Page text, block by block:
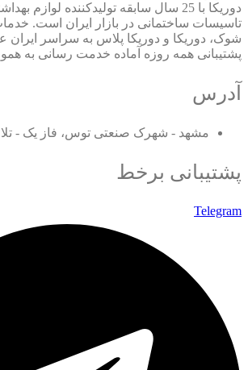
دوریکا با 25 سال سابقه تولیدکننده لوازم
شوک، دوریکا و دوریکا پلاس به سراسر
پشتیبانی همه روزه آماده خدمت رسانی به
آدرس
مشهد - شهرک صنعتی توس، فاز یک -
پشتیبانی برخط
Telegram